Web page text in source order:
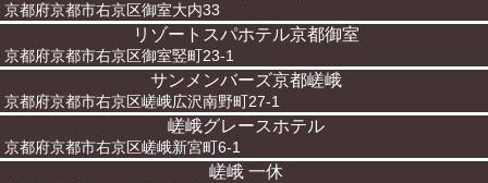
京都府京都市右京区御室大内33
リゾートスパホテル京都御室
京都府京都市右京区御室竪町23-1
サンメンバーズ京都嵯峨
京都府京都市右京区嵯峨広沢南野町27-1
嵯峨グレースホテル
京都府京都市右京区嵯峨新宮町6-1
嵯峨 一休